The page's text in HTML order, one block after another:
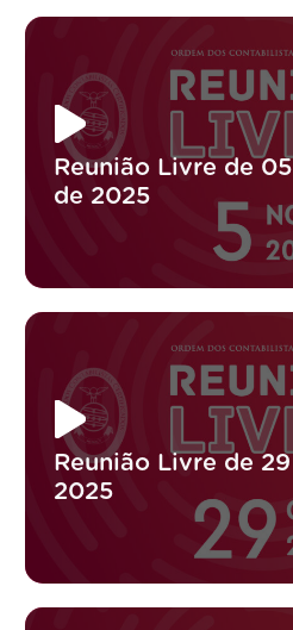
Reunião Livre de
de 2025
Reunião Livre de
2025